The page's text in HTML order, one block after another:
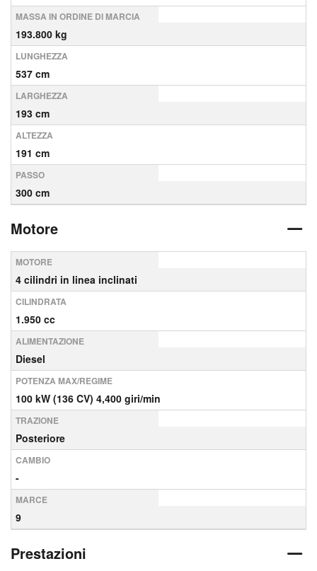
MASSA IN ORDINE DI MARCIA
193.800 kg
LUNGHEZZA
537 cm
LARGHEZZA
193 cm
ALTEZZA
191 cm
PASSO
300 cm
Motore
MOTORE
4 cilindri in linea inclinati
CILINDRATA
1.950 cc
ALIMENTAZIONE
Diesel
POTENZA MAX/REGIME
100 kW (136 CV) 4,400 giri/min
TRAZIONE
Posteriore
CAMBIO
-
MARCE
9
Prestazioni